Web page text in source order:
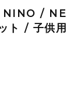
NINO / NE
ト / 子供用